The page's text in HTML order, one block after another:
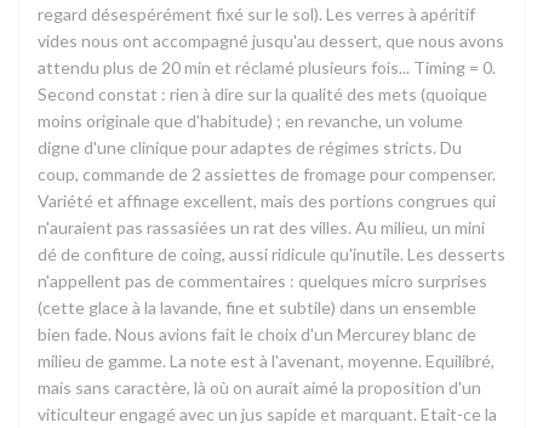
regard désespérément fixé sur le sol). Les verres à apéritif
vides nous ont accompagné jusqu'au dessert, que nous avons
attendu plus de 20 min et réclamé plusieurs fois... Timing = 0.
Second constat : rien à dire sur la qualité des mets (quoique
moins originale que d'habitude) ; en revanche, un volume
digne d'une clinique pour adaptes de régimes stricts. Du
coup, commande de 2 assiettes de fromage pour compenser.
Variété et affinage excellent, mais des portions congrues qui
n'auraient pas rassasiées un rat des villes. Au milieu, un mini
dé de confiture de coing, aussi ridicule qu'inutile. Les desserts
n'appellent pas de commentaires : quelques micro surprises
(cette glace à la lavande, fine et subtile) dans un ensemble
bien fade. Nous avions fait le choix d'un Mercurey blanc de
milieu de gamme. La note est à l'avenant, moyenne. Equilibré,
mais sans caractère, là où on aurait aimé la proposition d'un
viticulteur engagé avec un jus sapide et marquant. Etait-ce la